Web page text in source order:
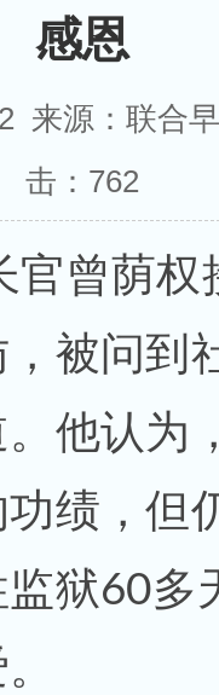
感恩
来源：联合
击： 762
官曾荫权
被问到
他认为
绩，但
监狱60多